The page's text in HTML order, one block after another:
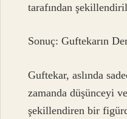
tarafından
Sonuç: Guftekarın
Guftekar, aslında
zamanda düşünceyi
şekillendiren bir